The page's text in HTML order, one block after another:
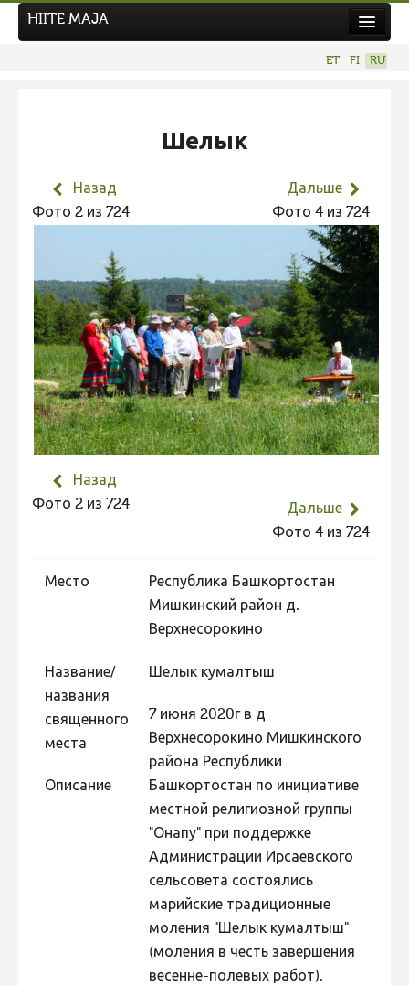
Hiite kuvavõistlus 2026
Фотоконкурс 2025
Видео 2025
Фотоконкурс 2024
Не учитываются 2024
Видео 2024
Фотоконкурс 2023
Не учитываются 2023
Фотоконкурс 2021
Фотоконкурс 2019
Фотоконкурс 2018
Фотоконкурс 2017
Фотоконкурс 2016
Фотоконкурс 2014
Фотоконкурс 2013
Фотоконкурс 2011
HIITE MAJA
ET FI RU
Шелык
Назад
Фото 2 из 724
Дальше
Фото 4 из 724
Назад
Фото 2 из 724
Дальше
Фото 4 из 724
Место
Республика Башкортостан
Мишкинский район д.
Верхнесорокино
Название/
названия
священного
места
Шелык кумалтыш
Описание
7 июня 2020г в д
Верхнесорокино Мишкинского
района Республики
Башкортостан по инициативе
местной религиозной группы
"Онапу" при поддержке
Администрации Ирсаевского
сельсовета состоялись
марийские традиционные
моления "Шелык кумалтыш"
(моления в честь завершения
весенне-полевых работ).